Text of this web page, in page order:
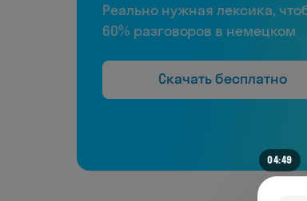
Реально нужная лексика,
60% разговоров в немецком
Скачать бесплатно
04:44